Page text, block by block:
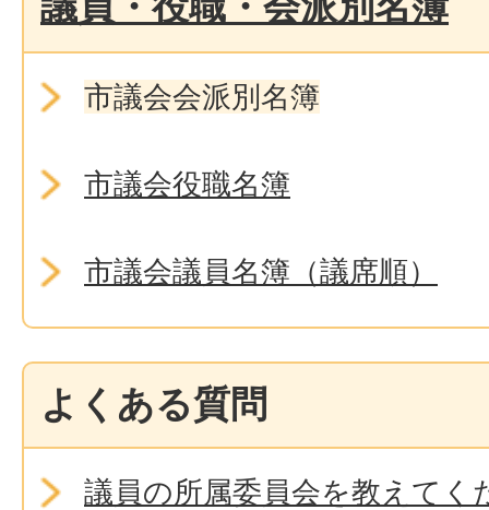
市議会会派別名簿
市議会役職名簿
市議会議員名簿（議席順）
よくある質問
議員の所属委員会を教えてく